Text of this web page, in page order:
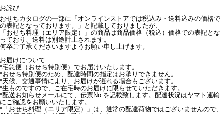
お詫び
おせちカタログの一部に「オンラインストアでは税込み・送料込みの価格で
の表記となっております。」と記載しておりましたが、
「おせち料理（エリア限定）」の商品は商品価格（税込）価格での表記とな
っており、送料は別途計上されます。
何卒ご了承くださいますようお願い申し上げます。
お届けについて
*宅急便（おせち特別便）でお届けいたします。
*おせち特別便のため、配達時間の指定はお承りできません。
*天候、交通事情により、お届けが遅れる場合もございます。
*生ものですので、ご在宅時のお届けに限らせていただきます。
*配送お知らせメールにて、伝票No.を記載致します。配達状況はヤマト運輸
にご確認をお願いいたします。
* 「おせち料理（エリア限定）」は、通常の配達荷物ではございませんので、